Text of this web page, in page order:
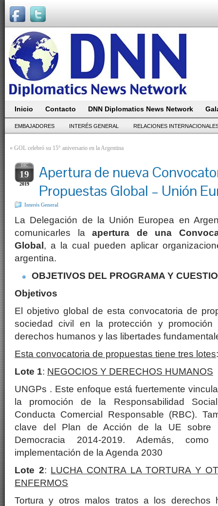
Inicio Contacto DNN Diplomatics News Network
EMBAJADORES INTERÉS GENERAL RELACIONES
« GOL celebró su 15° aniversario en la Argentina
DIC
19
2019
Apertura de nueva
Propuestas Global – Unión
Interés General
La Delegación de la Unión Europea en
comunicarles laapertura de una
Global , a la cual pueden aplicar
argentina.
OBJETIVOS DEL PROGRAMA Y
Objetivos
El objetivo global de esta convocatoria de
sociedad civil en la protección y
derechos humanos y las libertades
Esta convocatoria de propuestas tiene tres lotes:
Lote 1: NEGOCIOS Y DERECHOS HUMANOS
UNGPs . Este enfoque está fuertemente
la promoción de la Responsabilidad
Conducta Comercial Responsable (RBC).
clave del Plan de Acción de la UE sobre
Democracia 2014-2019. Además,
implementación de la Agenda 2030
Lote 2: LUCHA CONTRA LA TORTURA Y
ENFERMOS
Tortura y otros malos tratos a los derechos